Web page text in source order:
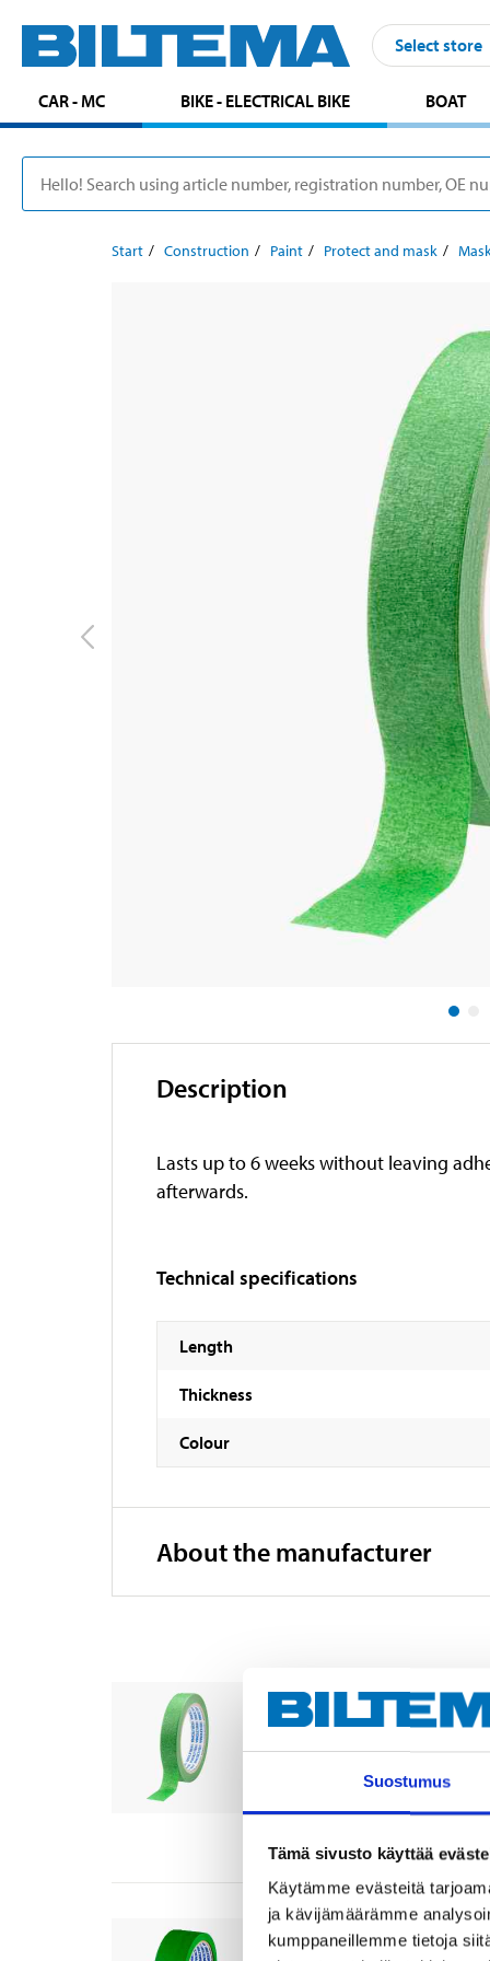
Suostumus
Tämä sivusto käyttää
Käytämme evästeitä
ja kävijämäärämme
kumppaneillemme tietoja
Select store
CAR - MC BIKE - ELECTRICAL BIKE BOAT
Start Construction Paint Protect and mask
Description
Lasts up to 6 weeks without leaving
afterwards.
Technical specifications
Length
Thickness
Colour
About the manufacturer
Masking tape,
87-7503
Masking tape,